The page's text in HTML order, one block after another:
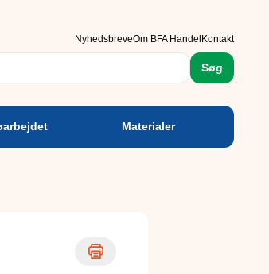
NyhedsbreveOm BFA Handel Kontakt
Søg
Materialer